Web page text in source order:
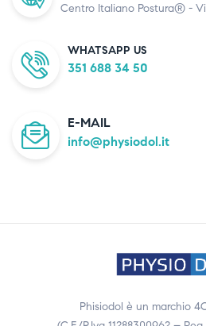
Centro Italiano Postura® -
WHATSAPP US
351 688 34 50
E-MAIL
info@physiodol.it
Phisiodol è un marchio